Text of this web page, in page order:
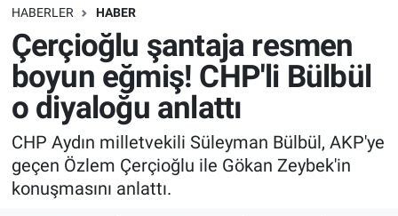
HABERLER HABER
Çerçioğlu şantaja resmen
boyun eğmiş! CHP'li Bülbül
o diyaloğu anlattı
CHP Aydın milletvekili Süleyman Bülbül, AKP'ye
geçen Özlem Çerçioğlu ile Gökan Zeybek'in
konuşmasını anlattı.
Bilim turu
Bilim ve Teknoloji Evreni
Doğa Konuşuyor
Dünya
Ege Saati
Dünya
Teknoloji
Sağlık
Spor
Yayın Akışı
Trafik Durumu
Süper Lig Puan Durumu ve Fikstür
Tüm Manşetler
Son Dakika Haberleri
Haber Arşivi